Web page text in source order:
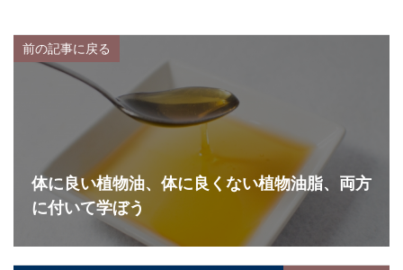
前の記事に戻る
体に良い植物油、体に良くない植物油脂、両方
に付いて学ぼう